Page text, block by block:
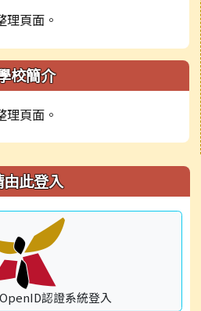
理頁面。
校簡介
理頁面。
此登入
認證系統登入